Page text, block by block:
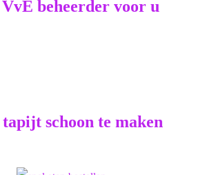
beheerder voor u
schoon te maken